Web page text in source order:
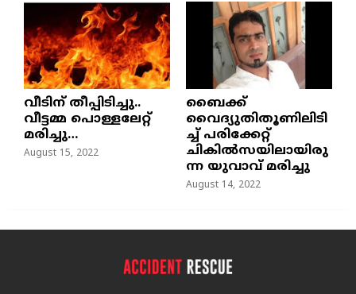
വീടിന് തീപ്പിടിച്ചു..
വീട്ടമ്മ പൊള്ളലേറ്റ്
മരിച്ചു…
August 15, 2022
ബൈക്ക്
വൈദ്യുതിതൂണിലിടി
ച്ച്‌ പരിക്കേറ്റ്
ചികില്‍സയിലായിരു
ന്ന യുവാവ് മരിച്ചു
August 14, 2022